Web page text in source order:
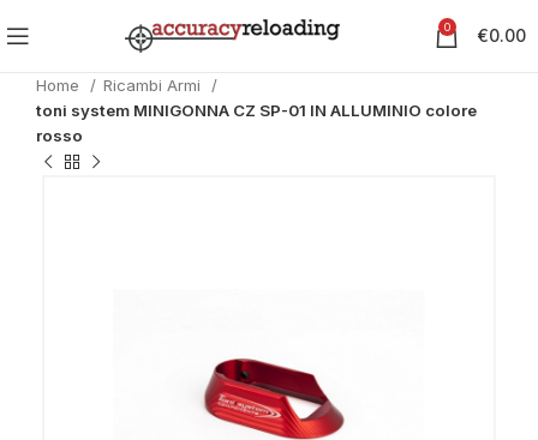
0 €0.00
Home
Ricambi Armi
toni system MINIGONNA CZ SP-01 IN ALLUMINIO colore
rosso